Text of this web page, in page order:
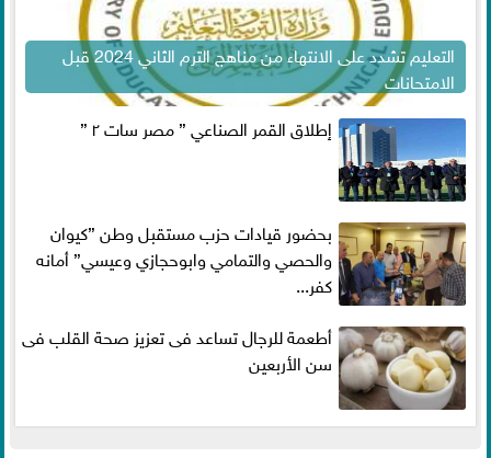
التعليم تشدد على الانتهاء من مناهج الترم الثاني 2024 قبل
الامتحانات
إطلاق القمر الصناعي ” مصر سات ٢ ”
بحضور قيادات حزب مستقبل وطن ”كيوان
والحصي والتمامي وابوحجازي وعيسي” أمانه
كفر...
أطعمة للرجال تساعد فى تعزيز صحة القلب فى
سن الأربعين